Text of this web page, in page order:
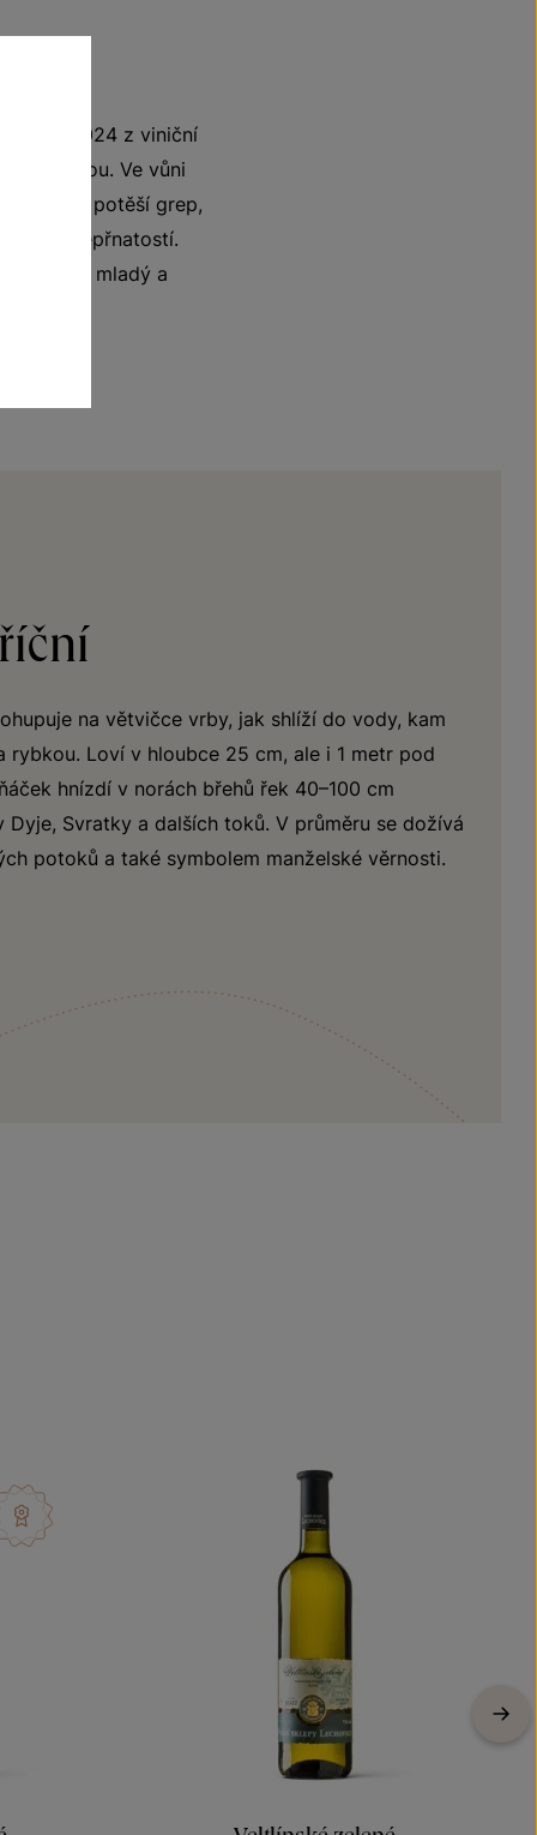
2024 z viniční
kyselinkou. Ve vůni
vás potěší grep,
a pepřnatostí.
potěší mladý a
na větvičce vrby, jak shlíží do vody, kam
rybkou. Loví v hloubce 25 cm, ale i 1 metr pod
hnízdí v norách břehů řek 40–100 cm
Svratky a dalších toků. V průměru se dožívá
potoků a také symbolem manželské věrnosti.